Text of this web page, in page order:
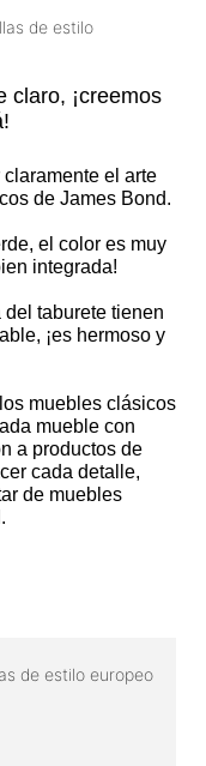
claro, ¡creemos
el arte
de James Bond.
el color es muy
integrada!
taburete tienen
¡es hermoso y
muebles clásicos
mueble con
a productos de
cada detalle,
de muebles